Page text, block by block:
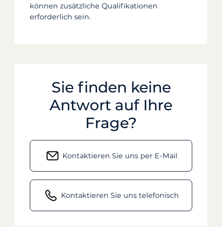
können zusätzliche Qualifikationen
erforderlich sein.
Sie finden keine
Antwort auf Ihre
Frage?
Kontaktieren Sie uns per E-Mail
Kontaktieren Sie uns telefonisch